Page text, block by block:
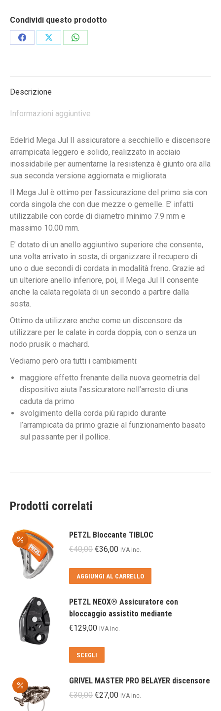
Condividi questo prodotto
CondividiCondividiCondividi
Descrizione
Informazioni aggiuntive
Edelrid Mega Jul II assicuratore a secchiello e discensore
arrampicata leggero e solido, realizzato in acciaio
inossidabile per aumentarne la resistenza è giunto ora alla
sua seconda versione aggiornata e migliorata.
Il Mega Jul è ottimo per l’assicurazione del primo sia con
corda singola che con due mezze o gemelle. E’ infatti
utilizzabile con corde di diametro minimo 7.9 mm e
massimo 10.00 mm.
E’ dotato di un anello aggiuntivo superiore che consente,
una volta arrivato in sosta, di organizzare il recupero di
uno o due secondi di cordata in modalità freno. Grazie ad
un ulteriore anello inferiore, poi, il Mega Jul II consente
anche la calata regolata di un secondo a partire dalla
sosta.
Ottimo da utilizzare anche come un discensore da
utilizzare per le calate in corda doppia, con o senza un
nodo prusik o machard.
Vediamo però ora tutti i cambiamenti:
maggiore effetto frenante della nuova geometria del
dispositivo aiuta l’assicuratore nell’arresto di una
caduta da primo
svolgimento della corda più rapido durante
l’arrampicata da primo grazie al funzionamento basato
sul passante per il pollice.
Prodotti correlati
PETZL Bloccante TIBLOC
€40,00 Il
originale
era:
€36,00Il
attuale
è:
IVA inc.
AGGIUNGI AL CARRELLO
PETZL NEOX® Assicuratore con
bloccaggio assistito mediante
€129,00 IVA inc.
SCEGLI
prodotto
ha
varianti.
GRIVEL MASTER PRO BELAYER discensore
€30,00 Il
€27,00IlIVA inc.